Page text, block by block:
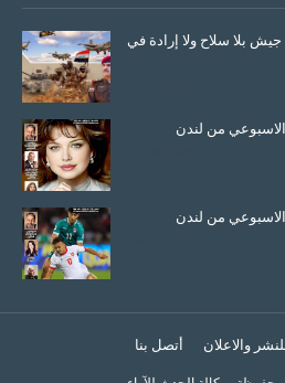
بلا سلاح ولا إرادة في
والاعلان أتصل بنا